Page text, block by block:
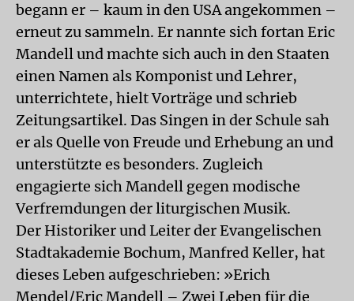
begann er – kaum in den USA angekommen –
erneut zu sammeln. Er nannte sich fortan Eric
Mandell und machte sich auch in den Staaten
einen Namen als Komponist und Lehrer,
unterrichtete, hielt Vorträge und schrieb
Zeitungsartikel. Das Singen in der Schule sah
er als Quelle von Freude und Erhebung an und
unterstützte es besonders. Zugleich
engagierte sich Mandell gegen modische
Verfremdungen der liturgischen Musik.
Der Historiker und Leiter der Evangelischen
Stadtakademie Bochum, Manfred Keller, hat
dieses Leben aufgeschrieben: »Erich
Mendel/Eric Mandell – Zwei Leben für die